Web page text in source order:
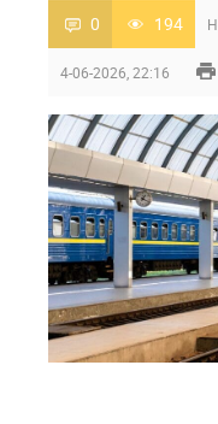
0 194
4-06-2026, 22:16